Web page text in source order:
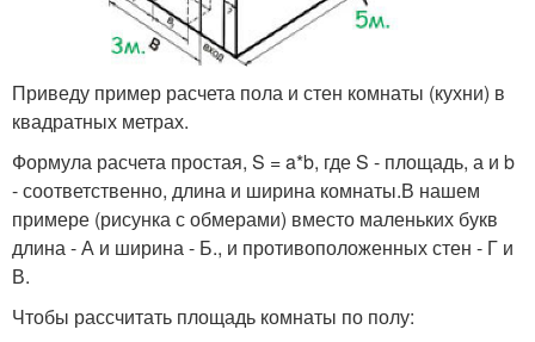
Приведу пример расчета пола и стен комнаты (кухни) в
квадратных метрах.
Формула расчета простая, S = a*b, где S - площадь, а и b
- соответственно, длина и ширина комнаты.В нашем
примере (рисунка с обмерами) вместо маленьких букв
длина - А и ширина - Б., и противоположенных стен - Г и
В.
Чтобы рассчитать площадь комнаты по полу: